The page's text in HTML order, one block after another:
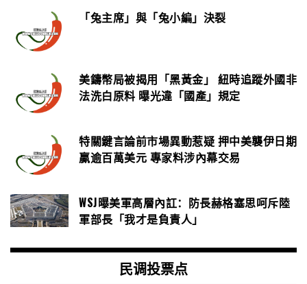
「兔主席」與「兔小編」決裂
美鑄幣局被揭用「黑黃金」 紐時追蹤外國非
法洗白原料 曝光違「國產」規定
特關鍵言論前市場異動惹疑 押中美襲伊日期
贏逾百萬美元 專家料涉內幕交易
WSJ曝美軍高層內訌：防長赫格塞思呵斥陸
軍部長「我才是負責人」
民调投票点